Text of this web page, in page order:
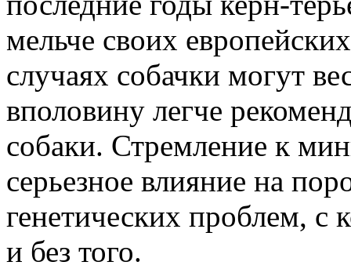
мельче своих
случаях собачки могут
вполовину легче
собаки. Стремление к
серьезное влияние на
генетических проблем, с
и без того.